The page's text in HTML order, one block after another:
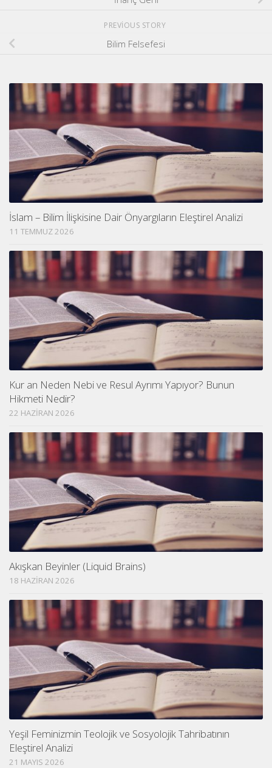
PREVIOUS STORY
Bilim Felsefesi
İslam – Bilim İlişkisine Dair Önyargıların Eleştirel Analizi
11 TEMMUZ 2026
Kur an Neden Nebi ve Resul Ayrımı Yapıyor? Bunun
Hikmeti Nedir?
22 HAZIRAN 2026
Akışkan Beyinler (Liquid Brains)
18 HAZIRAN 2026
Yeşil Feminizmin Teolojik ve Sosyolojik Tahribatının
Eleştirel Analizi
21 MAYIS 2026